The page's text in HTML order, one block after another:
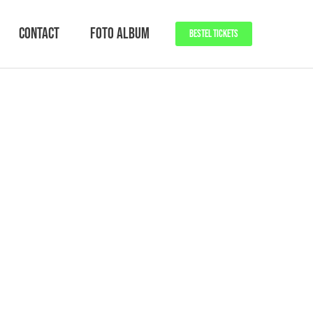
Contact Foto Album BESTEL TICKETS